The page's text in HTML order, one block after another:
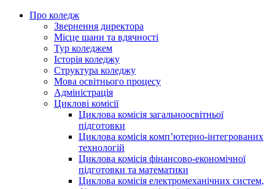
Про коледж
Звернення директора
Місце шани та вдячності
Тур коледжем
Історія коледжу
Структура коледжу
Мова освітнього процесу
Адміністрація
Циклові комісії
Циклова комісія загальноосвітньої
підготовки
Циклова комісія комп’ютерно-інтегрованих
технологій
Циклова комісія фінансово-економічної
підготовки та математики
Циклова комісія електромеханічних систем,